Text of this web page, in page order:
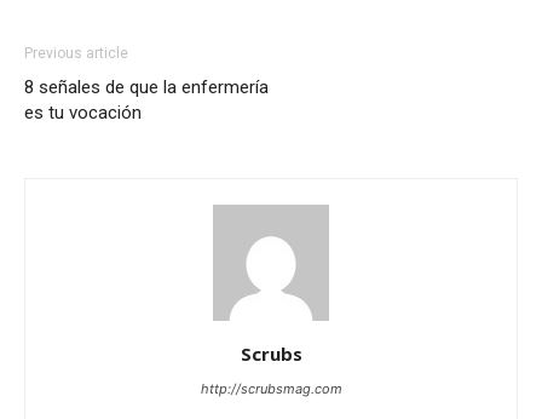
Previous article
8 señales de que la enfermería
es tu vocación
Scrubs
http://scrubsmag.com